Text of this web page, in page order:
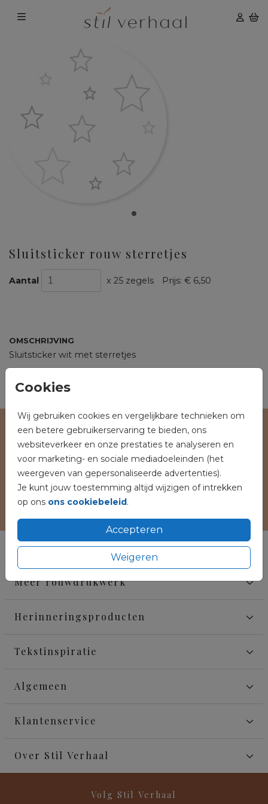
Cookies
Wij gebruiken cookies en vergelijkbare technieken om
een betere gebruikerservaring te bieden, ons
websiteverkeer en onze prestaties te analyseren en
voor marketing- en sociale mediadoeleinden (het
weergeven van gepersonaliseerde advertenties).
Je kunt jouw toestemming altijd wijzigen of intrekken
op ons ons cookiebeleid.
Accepteren
Weigeren
Sluitsticker rouw sterretjes
Aantal x 25 zegels Prijs: € 6,50
OMSCHRIJVING
Sluitsticker wit met sterretjes
Prijs: € 6,50
Veilig winkelen en betalen
Rouwkaarten
Meer rouwdrukwerk
Herinneringsproducten
Tekstinspiratie
Algemeen
Klantenservice
Over Stil Verhaal
Volg Stil Verhaal